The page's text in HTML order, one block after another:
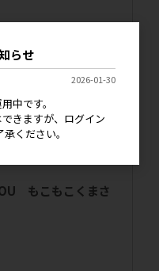
会員のみ公開
ご注文には
ログイン
してください
もこもこくまさ
らせ
2026-01-30
中です。
きますが、ログイン
ください。